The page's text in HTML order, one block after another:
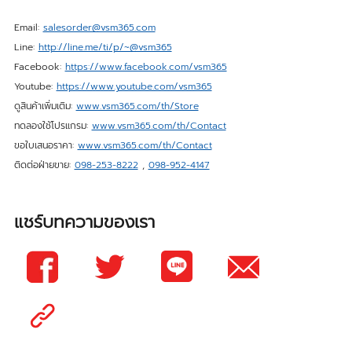
Email: salesorder@vsm365.com
Line: http://line.me/ti/p/~@vsm365
Facebook: https://www.facebook.com/vsm365
Youtube: https://www.youtube.com/vsm365
ดูสินค้าเพิ่มเติม: www.vsm365.com/th/Store
ทดลองใช้โปรแกรม: www.vsm365.com/th/Contact
ขอใบเสนอราคา: www.vsm365.com/th/Contact
ติดต่อฝ่ายขาย: 098-253-8222, 098-952-4147
แชร์บทความของเรา